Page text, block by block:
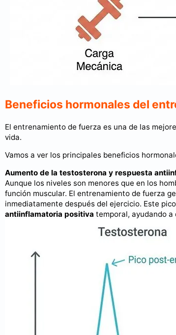
Beneficios hormonales del
El entrenamiento de fuerza es una de las
vida.
Vamos a ver los principales beneficios
Aumento de la testosterona y respuesta
Aunque los niveles son menores que en los
función muscular. El entrenamiento de fuerza
inmediatamente después del ejercicio. Este
antiinflamatoria positiva temporal, ayudando